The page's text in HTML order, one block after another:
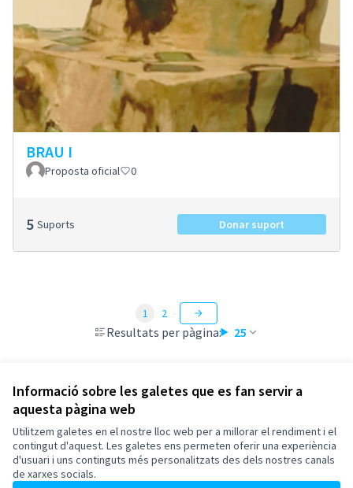
Informació sobre les galetes que es fan servir a
aquesta pàgina web
Utilitzem galetes en el nostre lloc web per a millorar el rendiment i el
contingut d'aquest. Les galetes ens permeten oferir una experiència
d'usuari i uns continguts més personalitzats des dels nostres canals
de xarxes socials.
BRAU I
Proposta oficial 0
5 Suports Donar suport
Resultats per pàgina: 25
1 2
Termes i condicions d'ús
Configuració de les galetes
Esplugues de Llobregat a X
(Enllaç extern)
Esplugues de Llobregat a Facebook
(Enllaç extern)
Esplugues de Llobregat a Instagram
(Enllaç extern)
Esplugues de Llobregat a YouTube
(Enllaç extern)
Triar la llenguaElegir el idioma